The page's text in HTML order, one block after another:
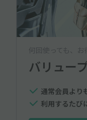
何回使っても、お
バリュー
通常会員より
利用するたび